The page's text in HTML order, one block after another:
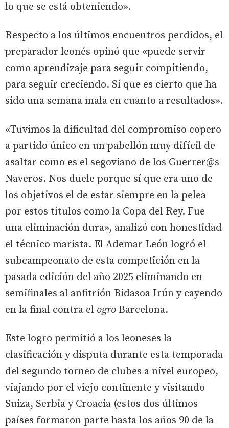
lo que se está obteniendo».
Respecto a los últimos encuentros perdidos, el
preparador leonés opinó que «puede servir
como aprendizaje para seguir compitiendo,
para seguir creciendo. Sí que es cierto que ha
sido una semana mala en cuanto a resultados».
«Tuvimos la dificultad del compromiso copero
a partido único en un pabellón muy difícil de
asaltar como es el segoviano de los Guerrer@s
Naveros. Nos duele porque sí que era uno de
los objetivos el de estar siempre en la pelea
por estos títulos como la Copa del Rey. Fue
una eliminación dura», analizó con honestidad
el técnico marista. El Ademar León logró el
subcampeonato de esta competición en la
pasada edición del año 2025 eliminando en
semifinales al anfitrión Bidasoa Irún y cayendo
en la final contra el ogro Barcelona.
Este logro permitió a los leoneses la
clasificación y disputa durante esta temporada
del segundo torneo de clubes a nivel europeo,
viajando por el viejo continente y visitando
Suiza, Serbia y Croacia (estos dos últimos
países formaron parte hasta los años 90 de la